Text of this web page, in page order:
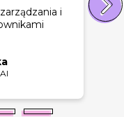
i